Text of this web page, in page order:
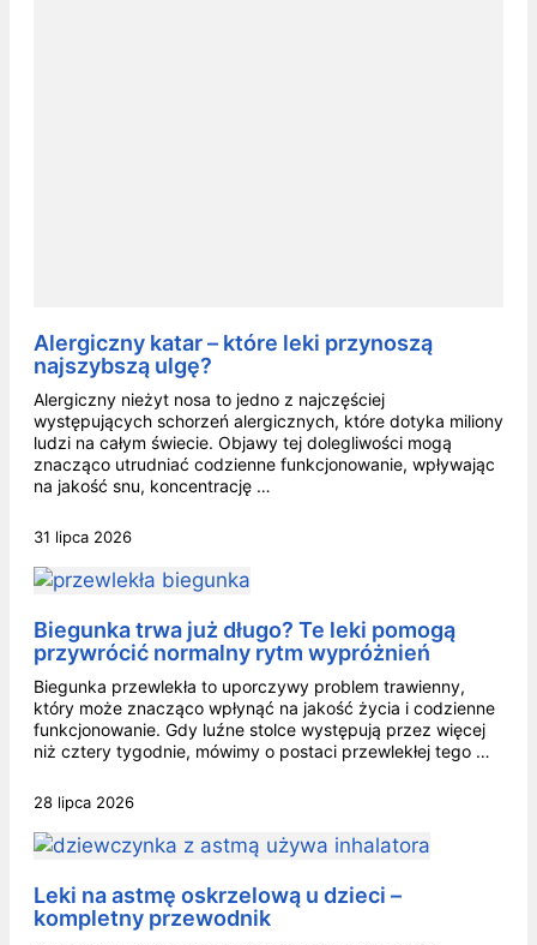
Alergiczny katar – które leki przynoszą
najszybszą ulgę?
Alergiczny nieżyt nosa to jedno z najczęściej
występujących schorzeń alergicznych, które dotyka miliony
ludzi na całym świecie. Objawy tej dolegliwości mogą
znacząco utrudniać codzienne funkcjonowanie, wpływając
na jakość snu, koncentrację …
31 lipca 2026
Biegunka trwa już długo? Te leki pomogą
przywrócić normalny rytm wypróżnień
Biegunka przewlekła to uporczywy problem trawienny,
który może znacząco wpłynąć na jakość życia i codzienne
funkcjonowanie. Gdy luźne stolce występują przez więcej
niż cztery tygodnie, mówimy o postaci przewlekłej tego …
28 lipca 2026
Leki na astmę oskrzelową u dzieci –
kompletny przewodnik